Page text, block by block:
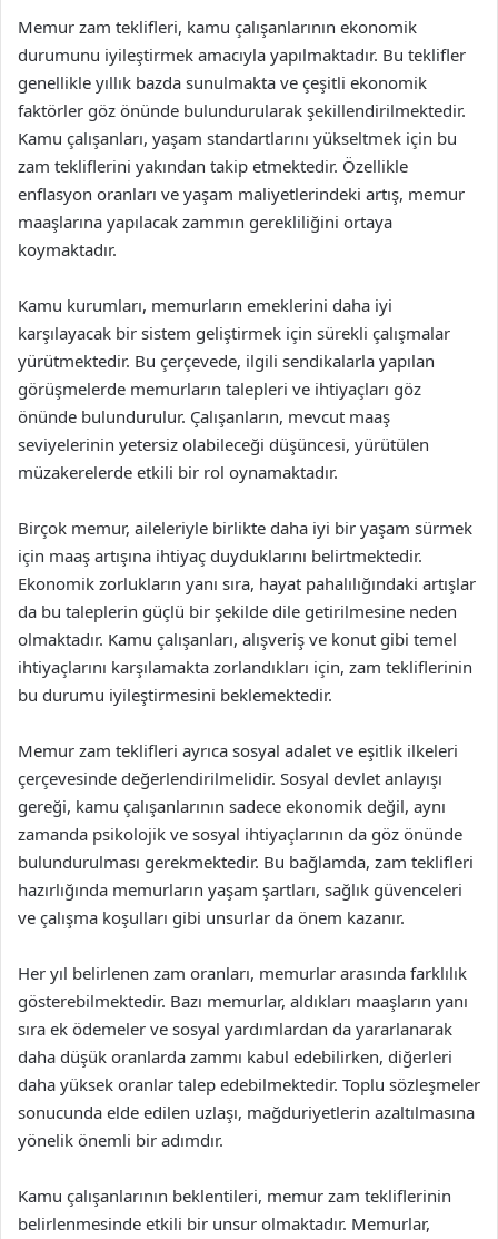
Memur zam teklifleri, kamu çalışanlarının ekonomik
durumunu iyileştirmek amacıyla yapılmaktadır. Bu teklifler
genellikle yıllık bazda sunulmakta ve çeşitli ekonomik
faktörler göz önünde bulundurularak şekillendirilmektedir.
Kamu çalışanları, yaşam standartlarını yükseltmek için bu
zam tekliflerini yakından takip etmektedir. Özellikle
enflasyon oranları ve yaşam maliyetlerindeki artış, memur
maaşlarına yapılacak zammın gerekliliğini ortaya
koymaktadır.
Kamu kurumları, memurların emeklerini daha iyi
karşılayacak bir sistem geliştirmek için sürekli çalışmalar
yürütmektedir. Bu çerçevede, ilgili sendikalarla yapılan
görüşmelerde memurların talepleri ve ihtiyaçları göz
önünde bulundurulur. Çalışanların, mevcut maaş
seviyelerinin yetersiz olabileceği düşüncesi, yürütülen
müzakerelerde etkili bir rol oynamaktadır.
Birçok memur, aileleriyle birlikte daha iyi bir yaşam sürmek
için maaş artışına ihtiyaç duyduklarını belirtmektedir.
Ekonomik zorlukların yanı sıra, hayat pahalılığındaki artışlar
da bu taleplerin güçlü bir şekilde dile getirilmesine neden
olmaktadır. Kamu çalışanları, alışveriş ve konut gibi temel
ihtiyaçlarını karşılamakta zorlandıkları için, zam tekliflerinin
bu durumu iyileştirmesini beklemektedir.
Memur zam teklifleri ayrıca sosyal adalet ve eşitlik ilkeleri
çerçevesinde değerlendirilmelidir. Sosyal devlet anlayışı
gereği, kamu çalışanlarının sadece ekonomik değil, aynı
zamanda psikolojik ve sosyal ihtiyaçlarının da göz önünde
bulundurulması gerekmektedir. Bu bağlamda, zam teklifleri
hazırlığında memurların yaşam şartları, sağlık güvenceleri
ve çalışma koşulları gibi unsurlar da önem kazanır.
Her yıl belirlenen zam oranları, memurlar arasında farklılık
gösterebilmektedir. Bazı memurlar, aldıkları maaşların yanı
sıra ek ödemeler ve sosyal yardımlardan da yararlanarak
daha düşük oranlarda zammı kabul edebilirken, diğerleri
daha yüksek oranlar talep edebilmektedir. Toplu sözleşmeler
sonucunda elde edilen uzlaşı, mağduriyetlerin azaltılmasına
yönelik önemli bir adımdır.
Kamu çalışanlarının beklentileri, memur zam tekliflerinin
belirlenmesinde etkili bir unsur olmaktadır. Memurlar,